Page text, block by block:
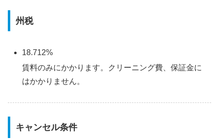
州税
18.712%
賃料のみにかかります。クリーニング費、保証金に
はかかりません。
キャンセル条件